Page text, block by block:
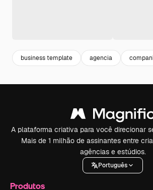
business template agencia
A plataforma criativa para você direcionar
Mais de 1 milhão de assinantes entre
agências e estúdios.
Português
Produtos